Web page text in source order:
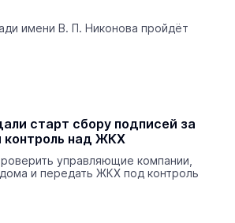
имени В. П. Никонова пройдёт
старт сбору подписей за
контроль над ЖКХ
управляющие компании,
и передать ЖКХ под контроль